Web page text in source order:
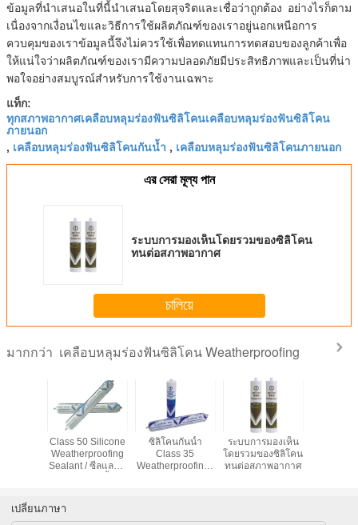
ข้อมูลที่นำเสนอในที่นี้นำเสนอโดยสุจริตและเชื่อว่าถูกต้อง อย่างไรก็ตาม
เนื่องจากเงื่อนไขและวิธีการใช้ผลิตภัณฑ์ของเราอยู่นอกเหนือการ
ควบคุมของเราข้อมูลนี้จึงไม่ควรใช้เพื่อทดแทนการทดสอบของลูกค้าเพื่อ
ให้แน่ใจว่าผลิตภัณฑ์ของเรามีความปลอดภัยมีประสิทธิภาพและเป็นที่น่า
พอใจอย่างสมบูรณ์สำหรับการใช้งานเฉพาะ
แท็ก:
ทุกสภาพอากาศเคลือบหลุมร่องฟันซิลิโคนเคลือบหลุมร่องฟันซิลิโคน
ภายนอก
, เคลือบหลุมร่องฟันซิลิโคนกันน้ำ , เคลือบหลุมร่องฟันซิลิโคนภายนอก
এর সেরা মূল্য পান
ระบบการมองเห็นโดยรวมของซิลิโคน
ทนต่อสภาพอากาศ
চালিয়ে
มากกว่า เคลือบหลุมร่องฟันซิลิโคน Weatherproofing
Class 50 Silicone
Weatherproofing
Sealant / ซีลแลนท์
ซิลิโคนกันน้ำ
Class 35
Weatherproofing /
ระบบการมองเห็น
โดยรวมของซิลิโคน
ทนต่อสภาพอากาศ
เปลี่ยนภาษา